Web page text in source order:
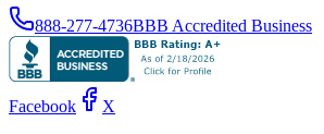
888-277-4736BBB Accredited Business
Facebook X